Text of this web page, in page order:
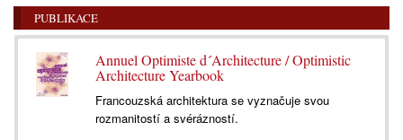
PUBLIKACE
Annuel Optimiste d´Architecture / Optimistic
Architecture Yearbook
Francouzská architektura se vyznačuje svou
rozmanitostí a svérázností.